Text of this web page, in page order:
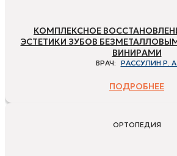
КОМПЛЕКСНОЕ
ЭСТЕТИКИ ЗУБОВ
ВИНИРАМИ
ВРАЧ: РАССУЛИН Р. А.
ПОДРОБНЕЕ
ОРТОПЕДИЯ